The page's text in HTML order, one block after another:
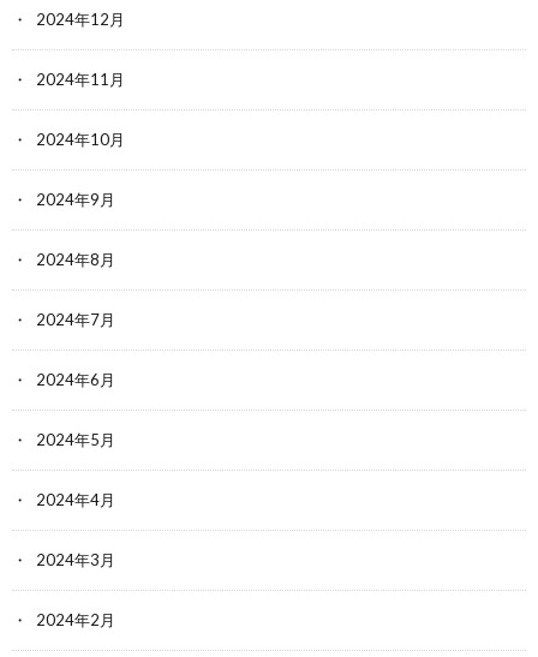
2024年12月
2024年11月
2024年10月
2024年9月
2024年8月
2024年7月
2024年6月
2024年5月
2024年4月
2024年3月
2024年2月